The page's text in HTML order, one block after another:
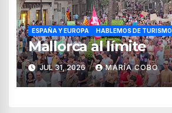
ESPAÑA Y EUROPA HABLEMOS DE TURISMO
Mallorca al límite
JUL 31, 2026 MARÍA COBO